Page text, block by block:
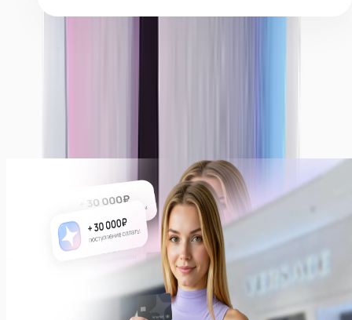
Почему выбирают нас
Платим всегда ежедневно!
Ежедневные выплаты — наша стандартная система
выплат. Вы также можете получать деньги раз в
неделю или месяц. Просто укажите, как было бы
комфортно вам — мы сделаем все, чтобы
предоставить вам лучшие условия!